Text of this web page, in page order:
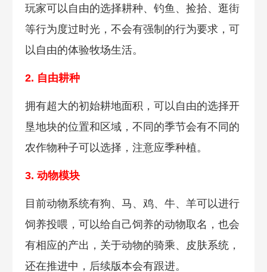
玩家可以自由的选择耕种、钓鱼、捡拾、逛街
等行为度过时光，不会有强制的行为要求，可
以自由的体验牧场生活。
2. 自由耕种
拥有超大的初始耕地面积，可以自由的选择开
垦地块的位置和区域，不同的季节会有不同的
农作物种子可以选择，注意应季种植。
3. 动物模块
目前动物系统有狗、马、鸡、牛、羊可以进行
饲养投喂，可以给自己饲养的动物取名，也会
有相应的产出，关于动物的骑乘、皮肤系统，
还在推进中，后续版本会有跟进。